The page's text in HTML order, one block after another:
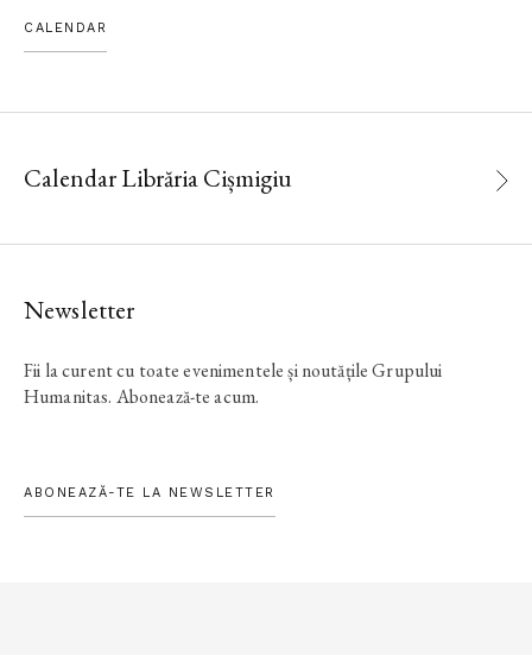
CALENDAR
Calendar Librăria Cișmigiu
Newsletter
Fii la curent cu toate evenimentele și noutățile Grupului
Humanitas. Abonează-te acum.
ABONEAZĂ-TE LA NEWSLETTER